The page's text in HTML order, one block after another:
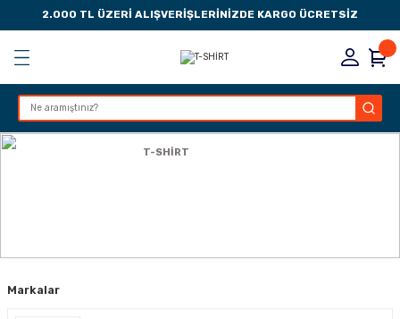
2.000 TL ÜZERİ ALIŞVERİŞLERİNİZDE KARGO ÜCRETSİZ
Geri Dön
Geri Dön
Geri Dön
Geri Dön
PEDLERİ
Anasayfa T-SHİRT
Markalar